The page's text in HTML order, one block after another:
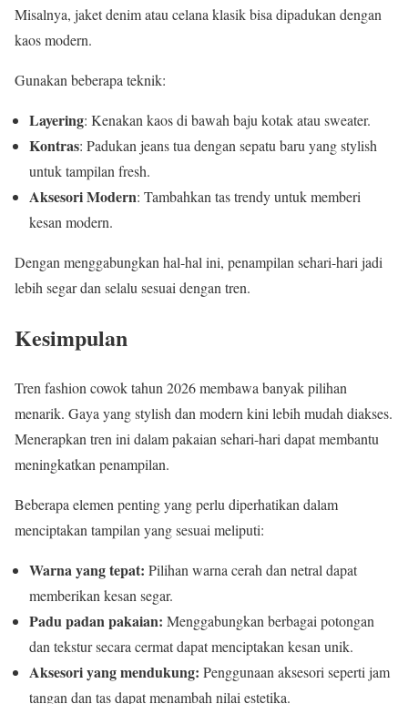
Misalnya, jaket denim atau celana klasik bisa dipadukan dengan
kaos modern.
Gunakan beberapa teknik:
Layering: Kenakan kaos di bawah baju kotak atau sweater.
Kontras: Padukan jeans tua dengan sepatu baru yang stylish
untuk tampilan fresh.
Aksesori Modern: Tambahkan tas trendy untuk memberi
kesan modern.
Dengan menggabungkan hal-hal ini, penampilan sehari-hari jadi
lebih segar dan selalu sesuai dengan tren.
Kesimpulan
Tren fashion cowok tahun 2026 membawa banyak pilihan
menarik. Gaya yang stylish dan modern kini lebih mudah diakses.
Menerapkan tren ini dalam pakaian sehari-hari dapat membantu
meningkatkan penampilan.
Beberapa elemen penting yang perlu diperhatikan dalam
menciptakan tampilan yang sesuai meliputi:
Warna yang tepat: Pilihan warna cerah dan netral dapat
memberikan kesan segar.
Padu padan pakaian: Menggabungkan berbagai potongan
dan tekstur secara cermat dapat menciptakan kesan unik.
Aksesori yang mendukung: Penggunaan aksesori seperti jam
tangan dan tas dapat menambah nilai estetika.